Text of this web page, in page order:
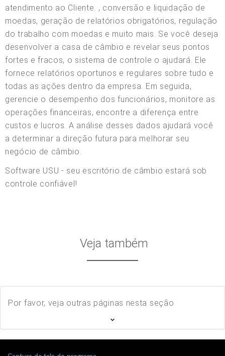
atendimento ao Cliente. , conversão e liquidação de
moedas, geração de relatórios obrigatórios, regulação
do trabalho com moedas e muito mais. Se você deseja
desenvolver a casa de câmbio e revelar seus pontos
fortes e fracos, o sistema de controle o ajudará. Ele
fornece relatórios oportunos e regulares sobre tudo e
todas as ações dentro da empresa. Em seguida,
gerencie o desempenho dos funcionários, monitore as
operações financeiras, encontre a diferença entre
custos e lucros. A análise desses dados ajudará você
a determinar a direção futura para melhorar seu
negócio de câmbio.
Software USU - seu escritório de câmbio estará sob
controle confiável!
Veja também
Por favor, veja outras páginas nesta seção